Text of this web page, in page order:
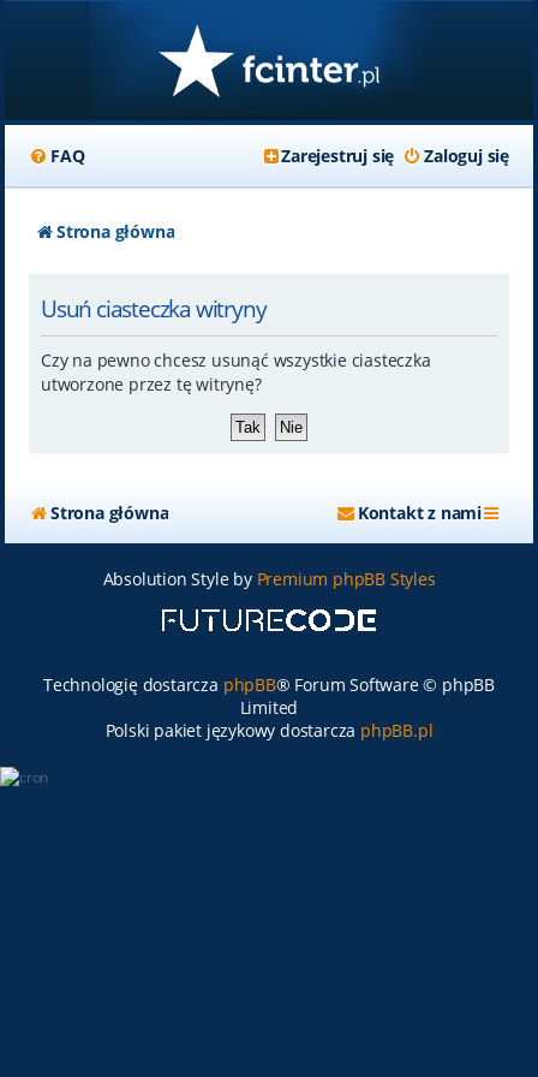
FAQ Zaloguj się
Zarejestruj się
Strona główna
Usuń ciasteczka witryny
Czy na pewno chcesz usunąć wszystkie ciasteczka
utworzone przez tę witrynę?
Strona główna Kontakt z nami
Absolution Style by Premium phpBB Styles
Technologię dostarcza phpBB® Forum Software © phpBB
Limited
Polski pakiet językowy dostarcza phpBB.pl